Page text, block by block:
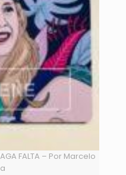
FALTA – Por Marcelo